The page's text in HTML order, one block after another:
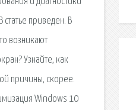
статье приведен. В
возникают
Узнайте, как
причины, скорее.
Windows 10